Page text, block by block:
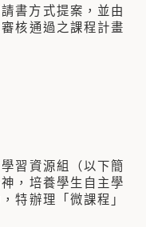
書方式提案，並由
核通過之課程計畫
習資源組（以下簡
，培養學生自主學
特辦理「微課程」